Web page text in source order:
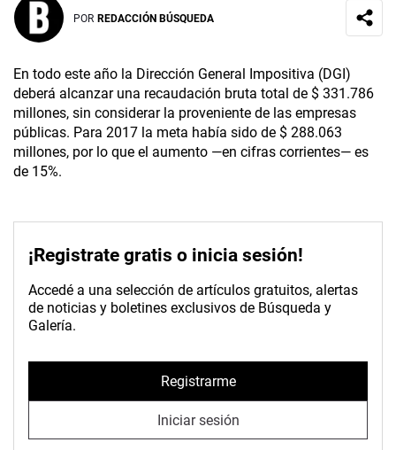
POR REDACCIÓN BÚSQUEDA
En todo este año la Dirección General Impositiva (DGI)
deberá alcanzar una recaudación bruta total de $ 331.786
millones, sin considerar la proveniente de las empresas
públicas. Para 2017 la meta había sido de $ 288.063
millones, por lo que el aumento —en cifras corrientes— es
de 15%.
¡Registrate gratis o inicia sesión!
Accedé a una selección de artículos gratuitos, alertas
de noticias y boletines exclusivos de Búsqueda y
Galería.
Registrarme
Iniciar sesión